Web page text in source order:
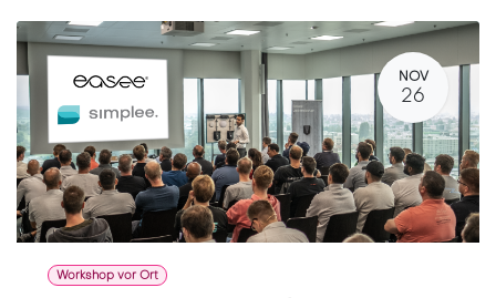
NOV
26
Workshop vor Ort